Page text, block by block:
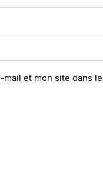
et mon site dans